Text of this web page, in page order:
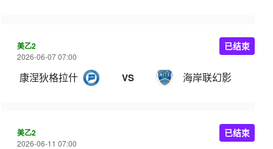
美乙2
2026-06-07 07:00
康涅狄格拉什 VS 海岸联幻影
已结束
美乙2
2026-06-11 07:00
已结束